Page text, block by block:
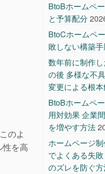
のよ
を高
BtoBホームペ
と予算配分
BtoCホームペ
敗しない構築
数年前に制作
の後 多様な不
変更による根
BtoBホームペ
用対効果 企業
を増やす方法
ホームページ
でよくある失
のズレを防ぐ